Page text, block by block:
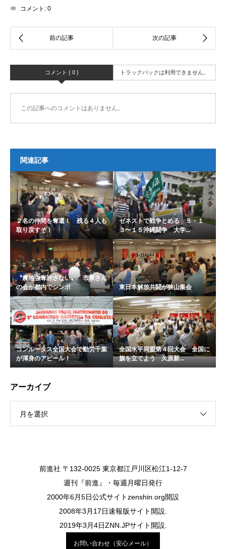
コメント: 0
コメント ( 0 ) トラックバックは利用できません。
この記事へのコメントはありません。
関連記事
２名の仲間を奪還！ 残る４人も
取り戻すぞ！
ゼネストで戦争とめる ５・１
３〜１５沖縄闘争 大学...
〝農地強奪許さない〟 市東さん
の会が都内でシンポ
東日本解放共闘が狭山集会
コンルータス全国大会で動労千葉
が渾身のアピール！
全国水平同盟第４回大会 全国に
旗を立てよう 久原新...
アーカイブ
月を選択
前進社 〒132-0025 東京都江戸川区松江1-12-7
週刊『前進』・毎週月曜日発行
2000年6月5日公式サイトzenshin.org開設
2008年3月17日速報版サイト開設.
2019年3月4日ZNN.JPサイト開設.
お問い合わせ（安心メール）